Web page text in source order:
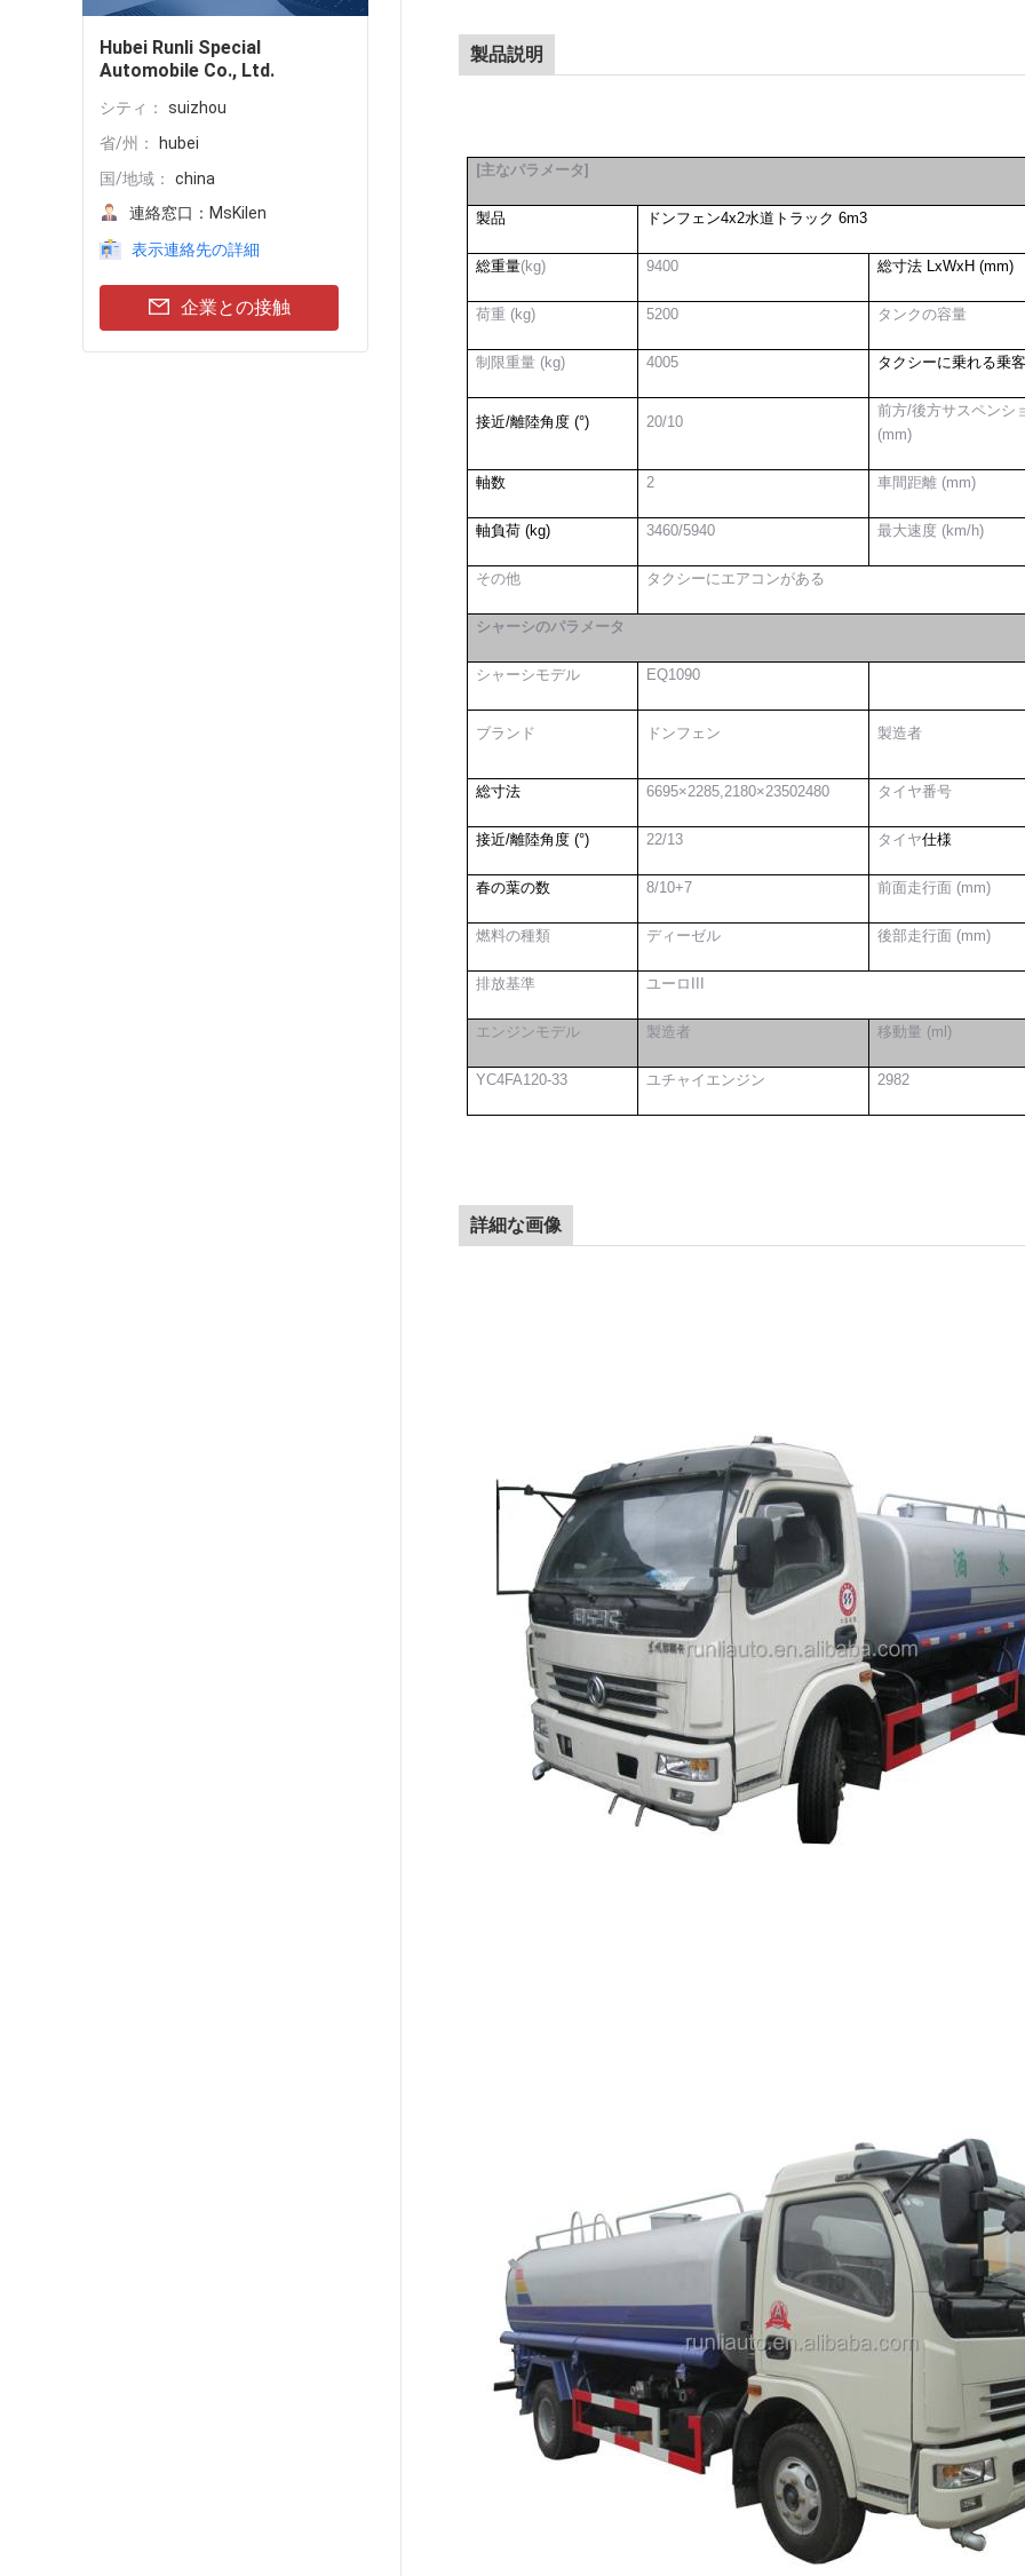
Hubei Runli Special
Automobile Co., Ltd.
シティ：
suizhou
省/州：
hubei
国/地域：
china
連絡窓口： MsKilen
表示連絡先の詳細
企業との接触
製品説明
[主なパラメータ]
製品 ドンフェン4x2水道トラック 6m3
総重量(kg) 9400 総寸法 LxWxH (mm)
荷重 (kg) 5200 タンクの容量
制限重量 (kg) 4005 タクシーに乗れる乗客
接近/離陸角度 (°) 20/10
前方/後方サスペンシ
(mm)
軸数 2 車間距離 (mm)
軸負荷 (kg) 3460/5940 最大速度 (km/h)
その他 タクシーにエアコンがある
シャーシのパラメータ
シャーシモデル EQ1090
ブランド ドンフェン 製造者
総寸法 6695×2285,2180×23502480 タイヤ番号
接近/離陸角度 (°) 22/13 タイヤ仕様
春の葉の数 8/10+7 前面走行面 (mm)
燃料の種類 ディーゼル 後部走行面 (mm)
排放基準 ユーロIII
エンジンモデル 製造者 移動量 (ml)
YC4FA120-33 ユチャイエンジン 2982
詳細な画像